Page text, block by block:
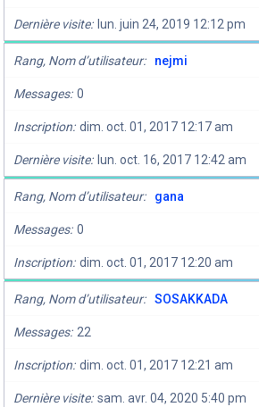
Dernière visite lun. juin 24, 2019 12:12 pm
Rang, Nom d’utilisateur nejmi
Messages 0
Inscription dim. oct. 01, 2017 12:17 am
Dernière visite lun. oct. 16, 2017 12:42 am
Rang, Nom d’utilisateur gana
Messages 0
Inscription dim. oct. 01, 2017 12:20 am
Rang, Nom d’utilisateur SOSAKKADA
Messages 22
Inscription dim. oct. 01, 2017 12:21 am
Dernière visite sam. avr. 04, 2020 5:40 pm